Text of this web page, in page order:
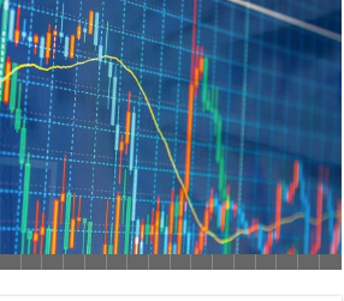
: Hausse du revenu global des
au premier semestre 2026